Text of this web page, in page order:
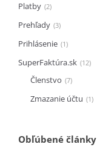
Platby 2
Prehľady 3
Prihlásenie 1
SuperFaktúra.sk 12
Členstvo 7
Zmazanie účtu 1
Obľúbené články